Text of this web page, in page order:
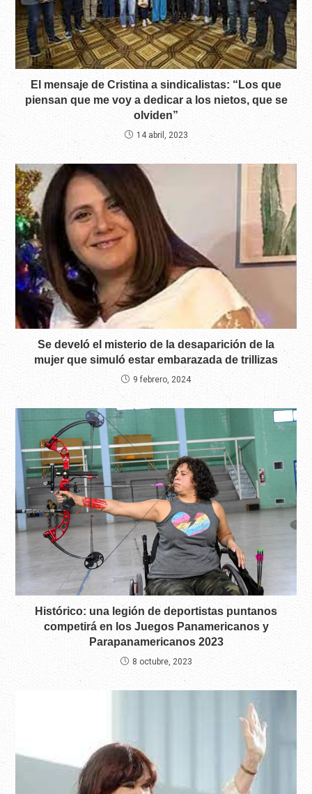
El mensaje de Cristina a sindicalistas: “Los que
piensan que me voy a dedicar a los nietos, que se
olviden”
14 abril, 2023
Se develó el misterio de la desaparición de la
mujer que simuló estar embarazada de trillizas
9 febrero, 2024
Histórico: una legión de deportistas puntanos
competirá en los Juegos Panamericanos y
Parapanamericanos 2023
8 octubre, 2023